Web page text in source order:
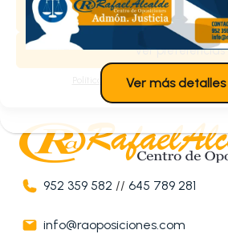
Denegar
Ver preferencias
Política de cookiesPolítica de
952 359 582 //645 789 281
info@raoposiciones.com
Ver más detalles